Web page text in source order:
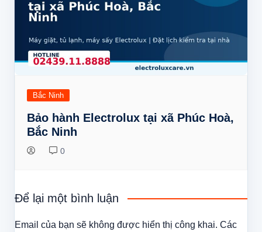
Bắc Ninh
Bảo hành Electrolux tại xã Phúc Hoà,
Bắc Ninh
0
Để lại một bình luận
Email của bạn sẽ không được hiển thị công khai. Các